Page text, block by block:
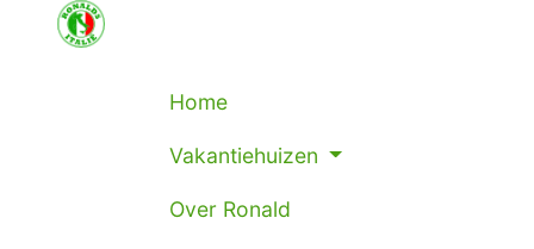
Home
Vakantiehuizen
Over Ronald